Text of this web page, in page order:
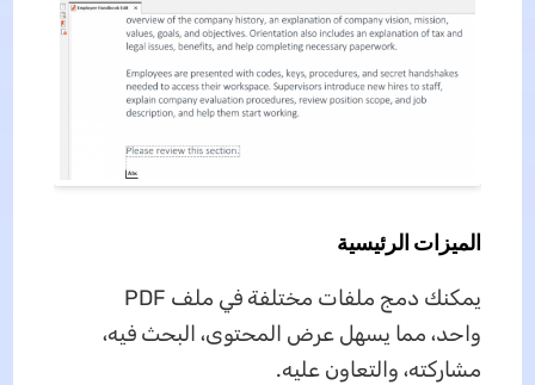
الميزات الرئيسية
يمكنك دمج ملفات مختلفة في ملف PDF
واحد، مما يسهل عرض المحتوى، البحث فيه،
مشاركته، والتعاون عليه.